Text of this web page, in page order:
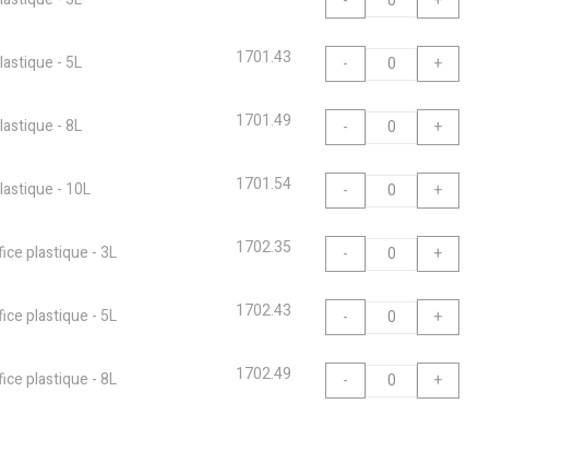
- 5L
1701.43 - +
- 8L
1701.49 - +
- 10L
1701.54 - +
plastique - 3L
1702.35 - +
plastique - 5L
1702.43 - +
plastique - 8L
1702.49 - +